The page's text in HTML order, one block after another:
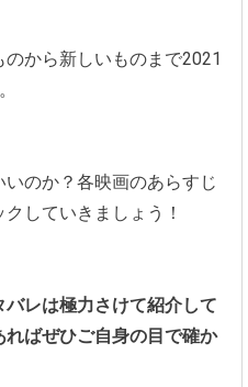
から新しいものまで2021
のか？各映画のあらすじ
していきましょう！
レは極力さけて紹介して
ばぜひご自身の目で確か